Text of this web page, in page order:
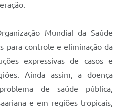
Mundial da Saúde
para controle e eliminação da
expressivas de casos e
Ainda assim, a doença
de saúde pública,
e em regiões tropicais,